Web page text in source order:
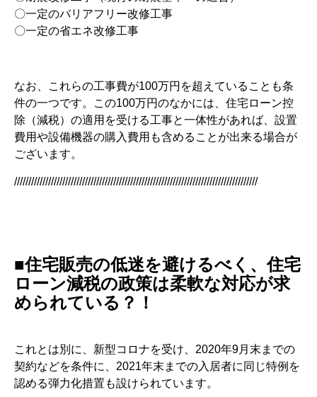
〇一定のバリアフリー改修工事
〇一定の省エネ改修工事
なお、これらの工事費が100万円を超えていることも条
件の一つです。この100万円のなかには、住宅ローン控
除（減税）の適用を受ける工事と一体性があれば、設置
費用や設備機器の購入費用も含めることが出来る場合が
ございます。
//////////////////////////////////////////////////////////////////////////////////////
■住宅販売の低迷を避けるべく、住宅
ローン減税の政策は柔軟な対応が求
められている？！
これとは別に、新型コロナを受け、2020年9月末までの
契約などを条件に、2021年末までの入居者に同じ特例を
認める弾力化措置も設けられています。